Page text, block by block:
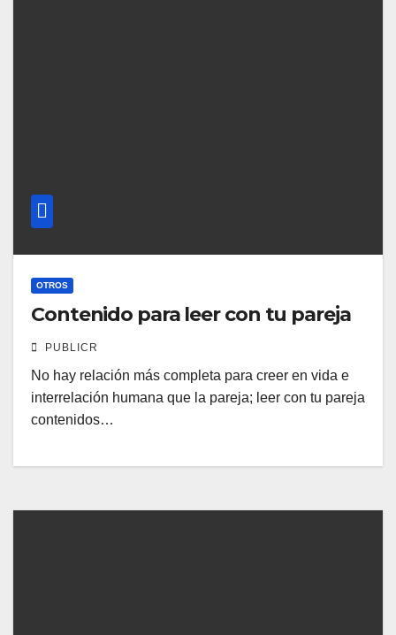
OTROS
Contenido para leer con tu pareja
PUBLICR
No hay relación más completa para creer en vida e
interrelación humana que la pareja; leer con tu pareja
contenidos…